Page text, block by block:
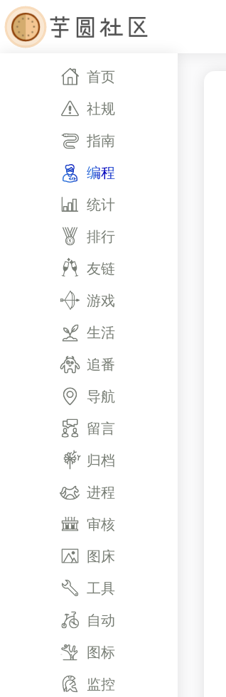
首页
社规
指南
编程
统计
排行
友链
游戏
生活
追番
导航
留言
归档
进程
审核
图床
工具
自动
图标
监控